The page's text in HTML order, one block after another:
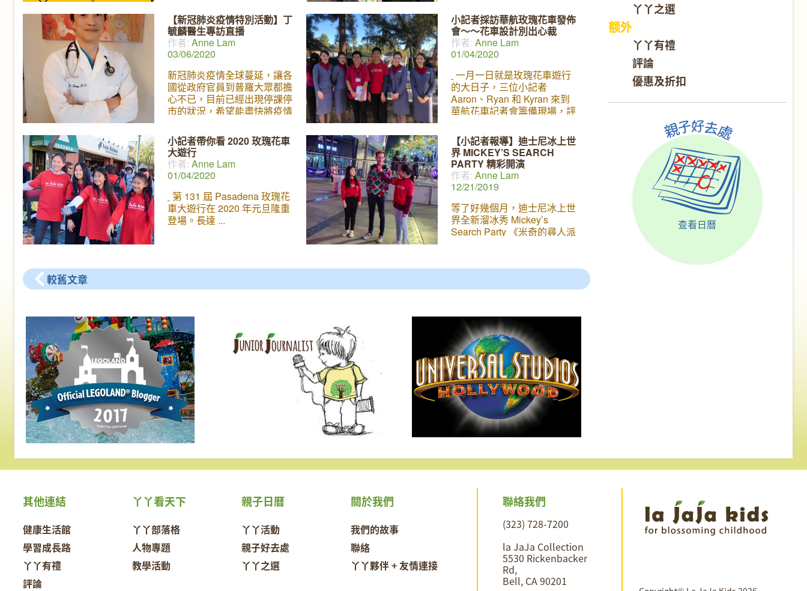
Limestone Manor，獻上我們
的關懷。 如果無法上課也沒有
關係喔，只要在任何時間將畫
好的卡片或者圖畫
養和學習。
【新冠肺炎疫情特別活動】丁
毓麟醫生專訪直播
作者: Anne Lam
03/06/2020
新冠肺炎疫情全球蔓延，讓各
國從政府官員到普羅大眾都擔
心不已，目前已經出現停課停
市的狀況，希望能盡快將疫情
直緊貼事態發展，在上星期把
握機會與一位重要人物進行採
訪，就是在上個月擔任美國武
漢撤僑專機機長～～丁毓麟醫
師 Dr. J. Ting !
長的丁醫生是一位非常傑出與
特別的人物，這次美國由武漢
撤僑的專機也是由他負責駕
特約醫師，擁有多年豐富臨床
他和大家分享他的人生經歷，
美的經過，並分享有關防疫的
專業知識和重要資訊，更現場
接受觀眾的線上提問。
小記者採訪華航玫瑰花車發佈
會～～花車設計別出心裁
作者: Anne Lam
01/04/2020
一月一日就是玫瑰花車遊行
的大日子，三位小記者
Aaron、Ryan 和 Kyran 來到
華航花車記者會籌備現場，評
大獎將會花落誰家？ 今年中華
航空公司再度參與盛典, 花車
主題是「台灣築夢飛翔」
(Dreams
小記者帶你看 2020 玫瑰花車
大遊行
作者: Anne Lam
01/04/2020
第 131 屆 Pasadena 玫瑰花
車大遊行在 2020 年元旦隆重
登場。長達
【小記者報導】迪士尼冰上世
界 MICKEY’S SEARCH
PARTY 精彩開演
作者: Anne Lam
12/21/2019
等了好幾個月，迪士尼冰上世
界全新溜冰秀 Mickey’s
Search Party 《米奇的尋人派
Moana、美女與野獸、小美人
拉丁等精采卡通人物外，還有
較舊文章
丫丫之選
额外
丫丫有禮
評論
優惠及折扣
查看日曆
其他連結
健康生活館
學習成長路
丫丫有禮
評論
丫丫看天下
丫丫部落格
人物專題
教學活動
關於我們
我們的故事
聯絡
丫丫夥伴 + 友情連接
親子日曆
丫丫活動
親子好去處
丫丫之選
聯絡我們
(323) 728-7200
la JaJa Collection
5530 Rickenbacker
Rd,
Bell, CA 90201